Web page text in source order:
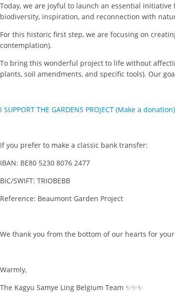
Today, we are joyful to launch an essential
biodiversity, inspiration, and reconnection with
For this historic first step, we are focusing on
contemplation).
To bring this wonderful project to life without
plants, soil amendments, and specific tools). Our
I SUPPORT THE GARDENS PROJECT (Make a
If you prefer to make a classic bank transfer:
IBAN: BE80 5230 8076 2477
BIC/SWIFT: TRIOBEBB
Reference: Beaumont Garden Project
We thank you from the bottom of our hearts for
Warmly,
The Kagyu Samye Ling Belgium Team ✨✨✨